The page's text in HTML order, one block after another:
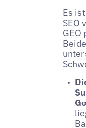
Es
SEO
GEO